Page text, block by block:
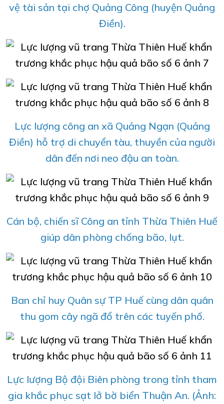
vệ tài sản tại chợ Quảng Công (huyện Quảng
Điền).
Lực lượng công an xã Quảng Ngạn (Quảng
Điền) hỗ trợ di chuyển tàu, thuyền của người
dân đến nơi neo đậu an toàn.
Cán bộ, chiến sĩ Công an tỉnh Thừa Thiên Huế
giúp dân phòng chống bão, lụt.
Ban chỉ huy Quân sự TP Huế cùng dân quân
thu gom cây ngã đổ trên các tuyến phố.
Lực lượng Bộ đội Biên phòng trong tỉnh tham
gia khắc phục sạt lở bờ biển Thuận An. (Ảnh: